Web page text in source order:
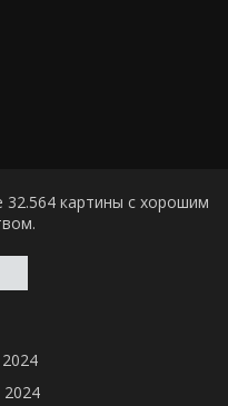
32.564 картины с хорошим